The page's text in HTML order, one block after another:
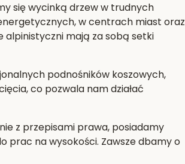
się wycinką drzew w trudnych
w centrach miast oraz
mają za sobą setki
podnośników koszowych,
co pozwala nam działać
z przepisami prawa, posiadamy
prac na wysokości. Zawsze dbamy o